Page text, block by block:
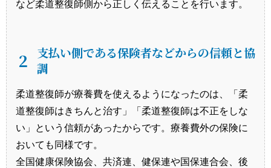
など柔道整復師側から正しく伝えることを行います。
２
支払い側である保険者などからの信頼と協
調
柔道整復師が療養費を使えるようになったのは、「柔
道整復師はきちんと治す」「柔道整復師は不正をしな
い」という信頼があったからです。療養費外の保険に
おいても同様です。
全国健康保険協会、共済連、健保連や国保連合会、後